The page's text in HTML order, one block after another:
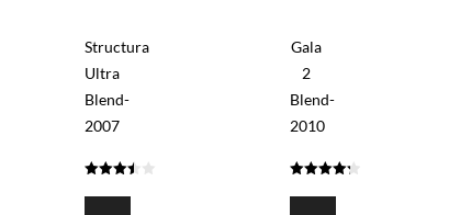
Structura
Ultra
Blend-
2007
Gala
2
Blend-
2010